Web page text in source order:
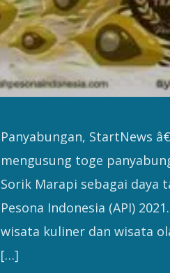
Panyabungan, StartNews
mengusung toge
Sorik Marapi sebagai daya
Pesona Indonesia (API)
wisata kuliner dan wisata
[…]